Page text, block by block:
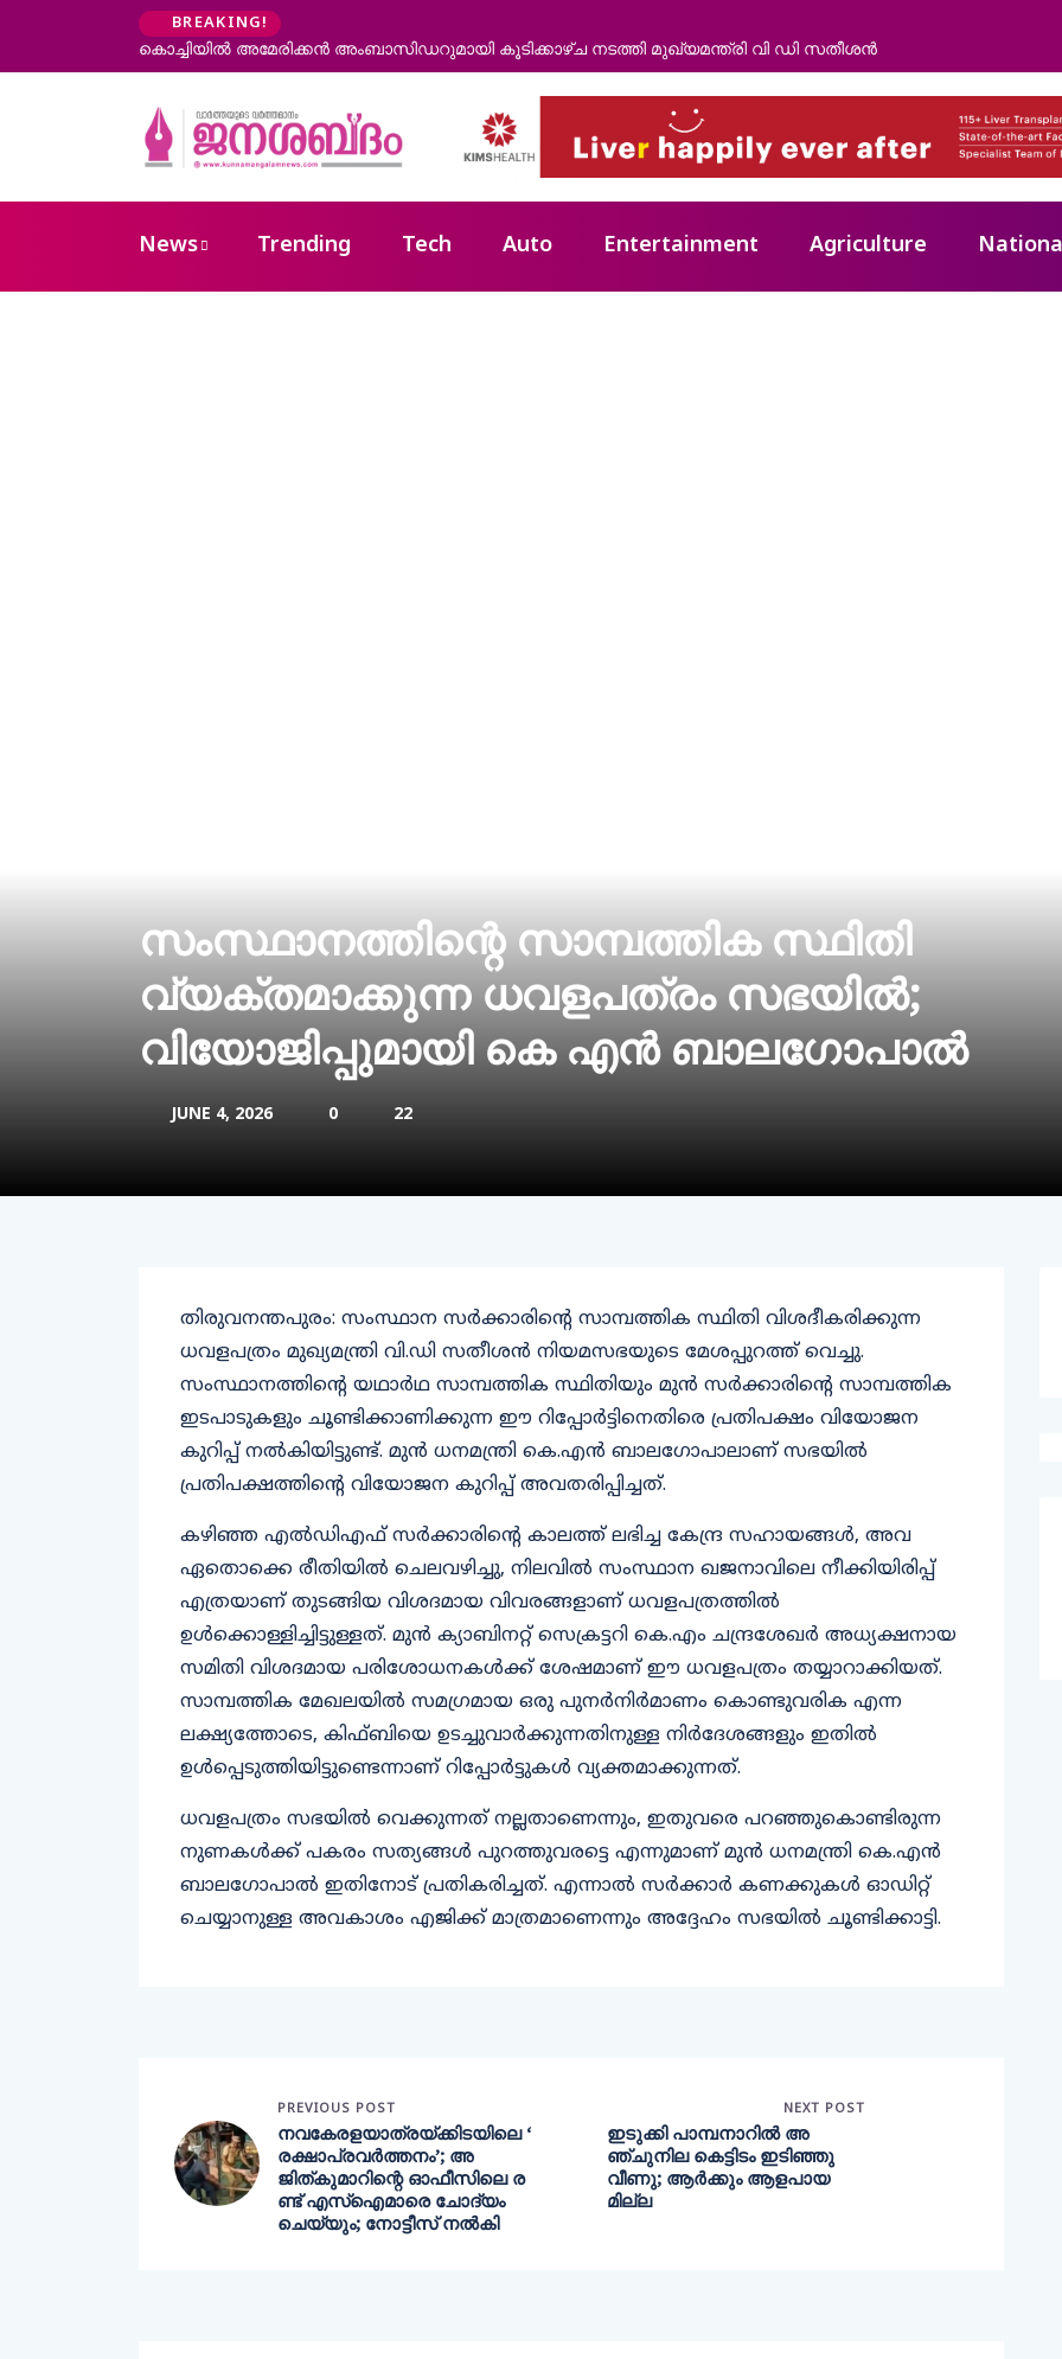
BREAKING!
നടത്തി മുഖ്യമന്ത്രി വി ഡി സതീശൻകോന്നി ആനക്കൂട്ടിൽ ആനയുടെ ചവിട്ടേറ്റ് പാപ്പാൻ മരിച്ചു
News Trending Tech Auto Entertainment Agriculture
സംസ്ഥാനത്തിന്റെ സാമ്പത്തിക സ്ഥിതി
വ്യക്തമാക്കുന്ന ധവളപത്രം സഭയില്‍;
വിയോജിപ്പുമായി കെ എന്‍ ബാലഗോപാല്‍
JUNE 4, 2026 0 22
തിരുവനന്തപുരം: സംസ്ഥാന സര്‍ക്കാരിന്റെ സാമ്പത്തിക സ്ഥിതി വിശദീകരിക്കുന്ന
ധവളപത്രം മുഖ്യമന്ത്രി വി.ഡി സതീശന്‍ നിയമസഭയുടെ മേശപ്പുറത്ത് വെച്ചു.
സംസ്ഥാനത്തിന്റെ യഥാര്‍ഥ സാമ്പത്തിക സ്ഥിതിയും മുന്‍ സര്‍ക്കാരിന്റെ സാമ്പത്തിക
ഇടപാടുകളും ചൂണ്ടിക്കാണിക്കുന്ന ഈ റിപ്പോര്‍ട്ടിനെതിരെ പ്രതിപക്ഷം വിയോജന
കുറിപ്പ് നല്‍കിയിട്ടുണ്ട്. മുന്‍ ധനമന്ത്രി കെ.എന്‍ ബാലഗോപാലാണ് സഭയില്‍
പ്രതിപക്ഷത്തിന്റെ വിയോജന കുറിപ്പ് അവതരിപ്പിച്ചത്.
കഴിഞ്ഞ എല്‍ഡിഎഫ് സര്‍ക്കാരിന്റെ കാലത്ത് ലഭിച്ച കേന്ദ്ര സഹായങ്ങള്‍, അവ
ഏതൊക്കെ രീതിയില്‍ ചെലവഴിച്ചു, നിലവില്‍ സംസ്ഥാന ഖജനാവിലെ നീക്കിയിരിപ്പ്
എത്രയാണ് തുടങ്ങിയ വിശദമായ വിവരങ്ങളാണ് ധവളപത്രത്തില്‍
ഉള്‍ക്കൊള്ളിച്ചിട്ടുള്ളത്. മുന്‍ ക്യാബിനറ്റ് സെക്രട്ടറി കെ.എം ചന്ദ്രശേഖര്‍ അധ്യക്ഷനായ
സമിതി വിശദമായ പരിശോധനകള്‍ക്ക് ശേഷമാണ് ഈ ധവളപത്രം തയ്യാറാക്കിയത്.
സാമ്പത്തിക മേഖലയില്‍ സമഗ്രമായ ഒരു പുനര്‍നിര്‍മാണം കൊണ്ടുവരിക എന്ന
ലക്ഷ്യത്തോടെ, കിഫ്ബിയെ ഉടച്ചുവാര്‍ക്കുന്നതിനുള്ള നിര്‍ദേശങ്ങളും ഇതില്‍
ഉള്‍പ്പെടുത്തിയിട്ടുണ്ടെന്നാണ് റിപ്പോര്‍ട്ടുകള്‍ വ്യക്തമാക്കുന്നത്.
ധവളപത്രം സഭയില്‍ വെക്കുന്നത് നല്ലതാണെന്നും, ഇതുവരെ പറഞ്ഞുകൊണ്ടിരുന്ന
നുണകള്‍ക്ക് പകരം സത്യങ്ങള്‍ പുറത്തുവരട്ടെ എന്നുമാണ് മുന്‍ ധനമന്ത്രി കെ.എന്‍
ബാലഗോപാല്‍ ഇതിനോട് പ്രതികരിച്ചത്. എന്നാല്‍ സര്‍ക്കാര്‍ കണക്കുകള്‍ ഓഡിറ്റ്
ചെയ്യാനുള്ള അവകാശം എജിക്ക് മാത്രമാണെന്നും അദ്ദേഹം സഭയില്‍ ചൂണ്ടിക്കാട്ടി.
PREVIOUS POST
നവകേരളയാത്രയ്ക്കിടയിലെ ‘
രക്ഷാപ്രവര്‍ത്തനം’; അ
ജിത്കുമാറിന്റെ ഓഫീസിലെ ര
ണ്ട് എസ്ഐമാരെ ചോദ്യം
ചെയ്യും; നോട്ടീസ് നല്‍കി
NEXT POST
ഇടുക്കി പാമ്പനാറിൽ അ
ഞ്ചുനില കെട്ടിടം ഇടിഞ്ഞു
വീണു; ആർക്കും ആളപായ
മില്ല